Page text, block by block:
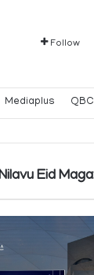
Follow
Mediaplus
Eid